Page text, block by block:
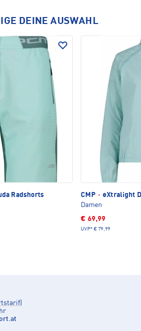
DEINE AUSWAHL
Radshorts
CMP · eXtralight
Damen
€ 69,99
UVP* € 79,99